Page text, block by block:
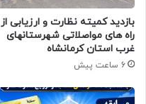
بازدید کمیته نظارت و ارزیابی از
راه های مواصلاتی شهرستانهای
غرب استان کرمانشاه
6 ساعت پیش